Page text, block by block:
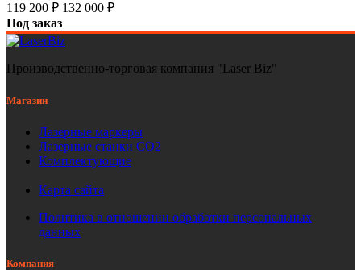
119 200 ₽ 132 000 ₽
Под заказ
Производственно-торговая компания "Laser Biz"
Магазин
Лазерные маркеры
Лазерные станки СО2
Комплектующие
Карта сайта
Политика в отношении обработки персональных
данных
Компания